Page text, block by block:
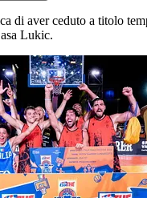
di aver ceduto a titolo
Lukic.